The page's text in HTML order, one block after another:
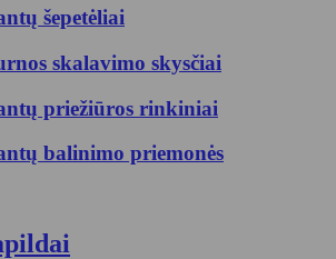
šepetėliai
skalavimo skysčiai
priežiūros rinkiniai
balinimo priemonės